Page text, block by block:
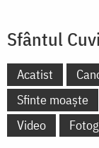
Sfântul
Acatist
Sfinte moaște
Video